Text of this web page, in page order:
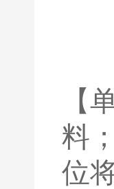
【
料
位